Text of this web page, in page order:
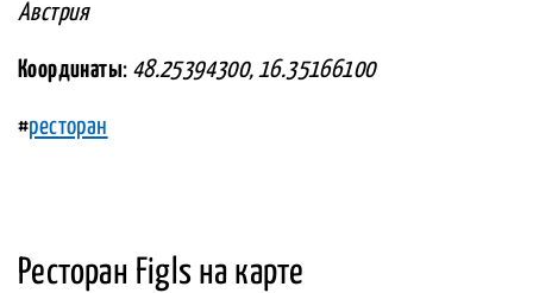
Австрия
Координаты: 48.25394300, 16.35166100
#ресторан
Ресторан Figls на карте